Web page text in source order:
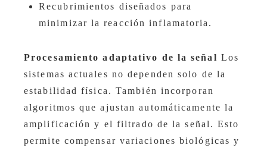
Recubrimientos diseñados para
minimizar la reacción inflamatoria.
Procesamiento adaptativo de la señal Los
sistemas actuales no dependen solo de la
estabilidad física. También incorporan
algoritmos que ajustan automáticamente la
amplificación y el filtrado de la señal. Esto
permite compensar variaciones biológicas y